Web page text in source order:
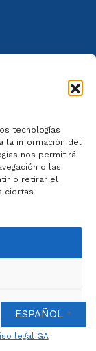
tecnologías
la información del
nos permitirá
o las
o retirar el
ciertas
legal GA
Artisplendore
ESPAÑOL ▼